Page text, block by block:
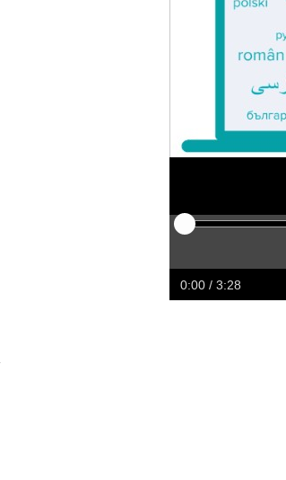
0:00 / 3:28